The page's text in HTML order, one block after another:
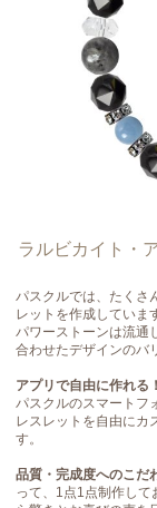
ラルビカイト・
パスクルでは、たくさ
レットを作成していま
パワーストーンは流通
合わせたデザインのバ
アプリで自由に作れる！
パスクルのスマートフ
レスレットを自由にカ
す。
品質・完成度へのこだ
って、1点1点制作し